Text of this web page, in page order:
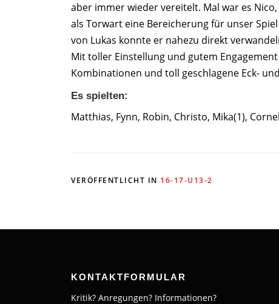
aber immer wieder vereitelt. Mal war es
als Torwart eine Bereicherung für unser
von Lukas konnte er nahezu direkt
Mit toller Einstellung und gutem
Kombinationen und toll geschlagene Eck-
Es spielten:
Matthias, Fynn, Robin, Christo, Mika(1),
VERÖFFENTLICHT IN 16-17-U13-2
KONTAKTFORMULAR
Kritik? Anregungen? Informationen?